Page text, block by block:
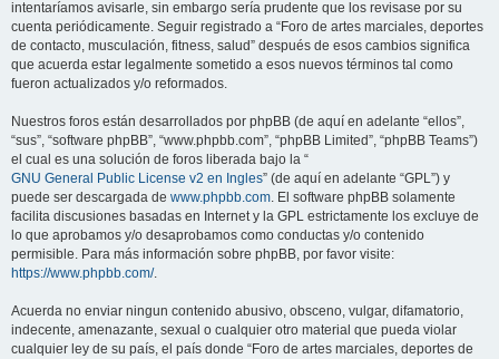
intentaríamos avisarle, sin embargo sería prudente que los revisase por su
cuenta periódicamente. Seguir registrado a “Foro de artes marciales, deportes
de contacto, musculación, fitness, salud” después de esos cambios significa
que acuerda estar legalmente sometido a esos nuevos términos tal como
fueron actualizados y/o reformados.
Nuestros foros están desarrollados por phpBB (de aquí en adelante “ellos”,
“sus”, “software phpBB”, “www.phpbb.com”, “phpBB Limited”, “phpBB Teams”)
el cual es una solución de foros liberada bajo la “
GNU General Public License v2 en Ingles” (de aquí en adelante “GPL”) y
puede ser descargada de www.phpbb.com. El software phpBB solamente
facilita discusiones basadas en Internet y la GPL estrictamente los excluye de
lo que aprobamos y/o desaprobamos como conductas y/o contenido
permisible. Para más información sobre phpBB, por favor visite:
https://www.phpbb.com/.
Acuerda no enviar ningun contenido abusivo, obsceno, vulgar, difamatorio,
indecente, amenazante, sexual o cualquier otro material que pueda violar
cualquier ley de su país, el país donde “Foro de artes marciales, deportes de